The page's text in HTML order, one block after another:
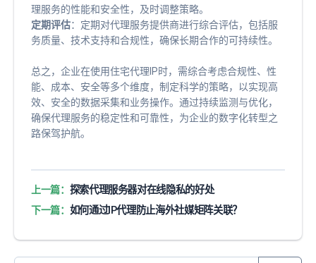
理服务的性能和安全性，及时调整策略。
定期评估​：定期对代理服务提供商进行综合评估，包括服
务质量、技术支持和合规性，确保长期合作的可持续性。
总之，企业在使用住宅代理IP时，需综合考虑合规性、性
能、成本、安全等多个维度，制定科学的策略，以实现高
效、安全的数据采集和业务操作。通过持续监测与优化，
确保代理服务的稳定性和可靠性，为企业的数字化转型之
路保驾护航。
上一篇： 探索代理服务器对在线隐私的好处
下一篇： 如何通过IP代理防止海外社媒矩阵关联？